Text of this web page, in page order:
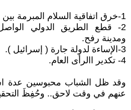
1-خرق اتفاقية السلام المبرمة بين مصر وإسرائيل .
2- قطع الطريق الدولي
ومدينة رفح.
3-الإساءة لدولة جارة ( إسرائيل ).
4- تكدير االرأى العام.
وقد ظل الشباب محبوسين عدة
عنهم في وقت لاحق.. وحُفِظَ